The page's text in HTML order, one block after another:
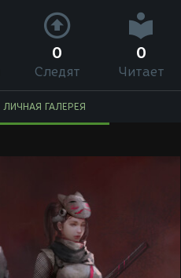
0
Следят
0
Читает
ЛИЧНАЯ ГАЛЕРЕЯ